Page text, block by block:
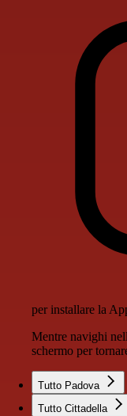
per installare la
Mentre navighi
schermo per
Tutto Padova
Tutto Cittadella